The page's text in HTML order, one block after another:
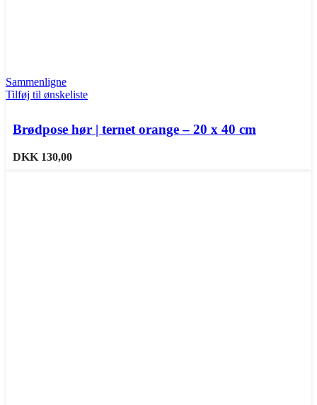
Sammenligne
Tilføj til ønskeliste
Brødpose hør | ternet orange – 20 x 40 cm
DKK 130,00